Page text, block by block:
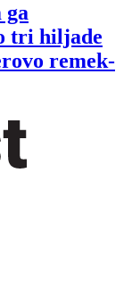
tri hiljade
remek-